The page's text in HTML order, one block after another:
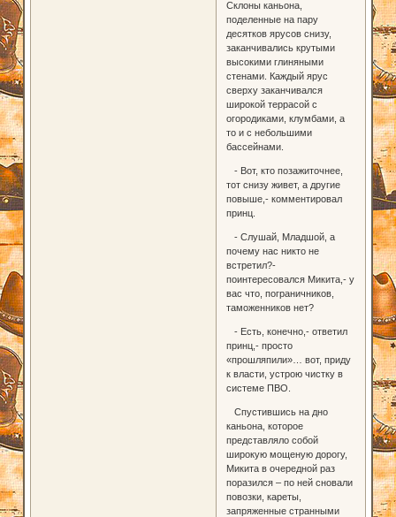
Склоны каньона,
поделенные на пару
десятков ярусов снизу,
заканчивались крутыми
высокими глиняными
стенами. Каждый ярус
сверху заканчивался
широкой террасой с
огородиками, клумбами, а
то и с небольшими
бассейнами.
- Вот, кто позажиточнее,
тот снизу живет, а другие
повыше,- комментировал
принц.
- Слушай, Младшой, а
почему нас никто не
встретил?-
поинтересовался Микита,- у
вас что, пограничников,
таможенников нет?
- Есть, конечно,- ответил
принц,- просто
«прошляпили»… вот, приду
к власти, устрою чистку в
системе ПВО.
Спустившись на дно
каньона, которое
представляло собой
широкую мощеную дорогу,
Микита в очередной раз
поразился – по ней сновали
повозки, кареты,
запряженные странными